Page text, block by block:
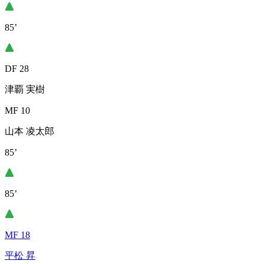
85’
DF 28
津覇 実樹
MF 10
山本 凌太郎
85’
85’
MF 18
平松 昇